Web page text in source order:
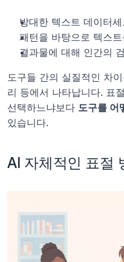
방대한 텍스트 데이터
패턴을 바탕으로 텍스
결과물에 대해 인간의
도구들 간의 실질적인 차
리 등에서 나타납니다. 표
선택하느냐보다 도구를 어
있습니다.
AI 자체적인 표절